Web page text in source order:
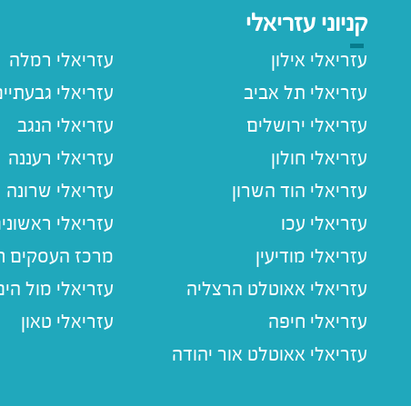
קניוני עזריאלי
עזריאלי אילון
עזריאלי תל אביב
עזריאלי ירושלים
עזריאלי חולון
עזריאלי הוד השרון
עזריאלי עכו
עזריאלי מודיעין
עזריאלי אאוטלט הרצליה
עזריאלי חיפה
עזריאלי אאוטלט אור יהודה
עזריאלי רמלה
עזריאלי
עזריאלי הנגב
עזריאלי רעננה
עזריאלי שרונה
עזריאלי
מרכז העסקים
עזריאלי מול
עזריאלי טאון